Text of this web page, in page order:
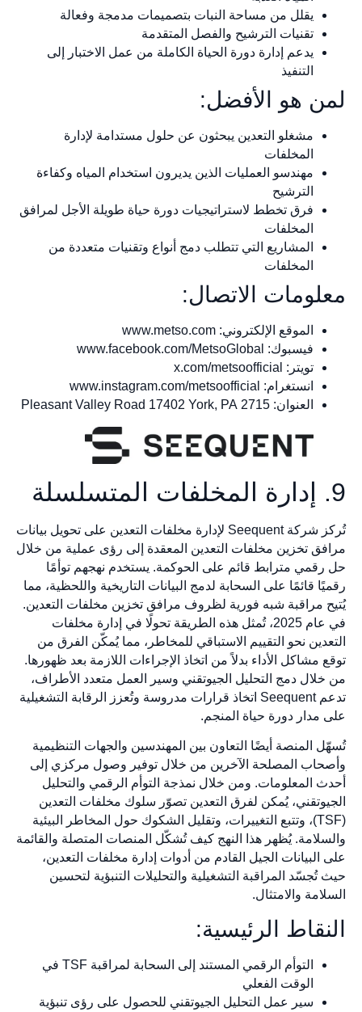
يقلل من مساحة النبات بتصميمات مدمجة وفعالة
تقنيات الترشيح والفصل المتقدمة
يدعم إدارة دورة الحياة الكاملة من عمل الاختبار إلى
التنفيذ
لمن هو الأفضل:
مشغلو التعدين يبحثون عن حلول مستدامة لإدارة
المخلفات
مهندسو العمليات الذين يديرون استخدام المياه وكفاءة
الترشيح
فرق تخطط لاستراتيجيات دورة حياة طويلة الأجل لمرافق
المخلفات
المشاريع التي تتطلب دمج أنواع وتقنيات متعددة من
المخلفات
معلومات الاتصال:
الموقع الإلكتروني: www.metso.com
فيسبوك: www.facebook.com/MetsoGlobal
تويتر: x.com/metsoofficial
انستغرام: www.instagram.com/metsoofficial
العنوان: 2715 Pleasant Valley Road 17402 York, PA
9. إدارة المخلفات المتسلسلة
تُركز شركة Seequent لإدارة مخلفات التعدين على تحويل بيانات
مرافق تخزين مخلفات التعدين المعقدة إلى رؤى عملية من خلال
حل رقمي مترابط قائم على الحوكمة. يستخدم نهجهم توأمًا
رقميًا قائمًا على السحابة لدمج البيانات التاريخية واللحظية، مما
يُتيح مراقبة شبه فورية لظروف مرافق تخزين مخلفات التعدين.
في عام 2025، تُمثل هذه الطريقة تحولًا في إدارة مخلفات
التعدين نحو التقييم الاستباقي للمخاطر، مما يُمكّن الفرق من
توقع مشاكل الأداء بدلاً من اتخاذ الإجراءات اللازمة بعد ظهورها.
من خلال دمج التحليل الجيوتقني وسير العمل متعدد الأطراف،
تدعم Seequent اتخاذ قرارات مدروسة وتُعزز الرقابة التشغيلية
على مدار دورة حياة المنجم.
تُسهّل المنصة أيضًا التعاون بين المهندسين والجهات التنظيمية
وأصحاب المصلحة الآخرين من خلال توفير وصول مركزي إلى
أحدث المعلومات. ومن خلال نمذجة التوأم الرقمي والتحليل
الجيوتقني، يُمكن لفرق التعدين تصوّر سلوك مخلفات التعدين
(TSF)، وتتبع التغييرات، وتقليل الشكوك حول المخاطر البيئية
والسلامة. يُظهر هذا النهج كيف تُشكّل المنصات المتصلة والقائمة
على البيانات الجيل القادم من أدوات إدارة مخلفات التعدين،
حيث تُجسّد المراقبة التشغيلية والتحليلات التنبؤية لتحسين
السلامة والامتثال.
النقاط الرئيسية:
التوأم الرقمي المستند إلى السحابة لمراقبة TSF في
الوقت الفعلي
سير عمل التحليل الجيوتقني للحصول على رؤى تنبؤية